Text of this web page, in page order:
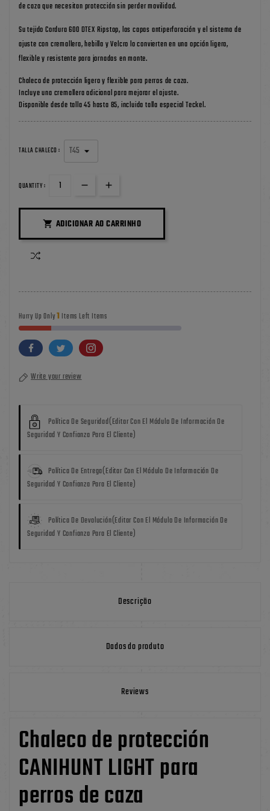
de caza que necesitan protección sin perder movilidad.
Su tejido Cordura 600 DTEX Ripstop, las capas antiperforación y el sistema de
ajuste con cremallera, hebilla y Velcro lo convierten en una opción ligera,
flexible y resistente para jornadas en monte.
Chaleco de protección ligero y flexible para perros de caza.
Incluye una cremallera adicional para mejorar el ajuste.
Disponible desde talla 45 hasta 85, incluida talla especial Teckel.
TALLA CHALECO :
QUANTITY :
 ADICIONAR AO CARRINHO
Hurry Up Only1 Items Left Items
Write your review
Política De Seguridad(editar Con El Módulo De Información De
Seguridad Y Confianza Para El Cliente)
Política De Entrega(editar Con El Módulo De Información De
Seguridad Y Confianza Para El Cliente)
Política De Devolución(editar Con El Módulo De Información De
Seguridad Y Confianza Para El Cliente)
Descrição
Dados do produto
Reviews
Chaleco de protección
CANIHUNT LIGHT para
perros de caza